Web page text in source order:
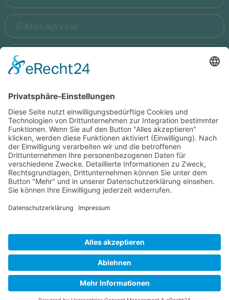
Ich stimme zu, dass meine Angaben aus dem Formular zur
Beantwortung meiner Anfrage erhoben und verarbeitet
werden. Die Daten werden so lange gespeichert, bis ein
Widerspruch erfolgt. Hinweis: Sie können Ihre Einwilligung
jederzeit in der Zukunft per Mail anhello@wisdomeurope.eu
widerrufen. Detaillierte Informationen zum Umgang mit
Nutzerdaten finden Sie in unsererDatenschutzerklärung.
IMPRESSUM DATENSCHUTZ BARRIEREFREIHEIT